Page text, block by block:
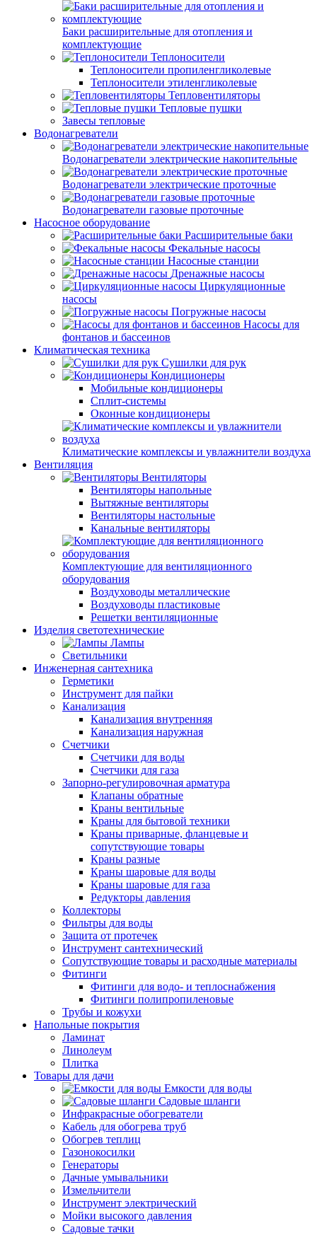
Баки расширительные для отопления и
комплектующие
Теплоносители
Теплоносители пропиленгликолевые
Теплоносители этиленгликолевые
Тепловентиляторы
Тепловые пушки
Завесы тепловые
Водонагреватели
Водонагреватели электрические накопительные
Водонагреватели электрические проточные
Водонагреватели газовые проточные
Насосное оборудование
Расширительные баки
Фекальные насосы
Насосные станции
Дренажные насосы
Циркуляционные
насосы
Погружные насосы
Насосы для
фонтанов и бассеинов
Климатическая техника
Сушилки для рук
Кондиционеры
Мобильные кондиционеры
Сплит-системы
Оконные кондиционеры
Климатические комплексы и увлажнители воздуха
Вентиляция
Вентиляторы
Вентиляторы напольные
Вытяжные вентиляторы
Вентиляторы настольные
Канальные вентиляторы
Комплектующие для вентиляционного
оборудования
Воздуховоды металлические
Воздуховоды пластиковые
Решетки вентиляционные
Изделия светотехнические
Лампы
Светильники
Инженерная сантехника
Герметики
Инструмент для пайки
Канализация
Канализация внутренняя
Канализация наружная
Счетчики
Счетчики для воды
Счетчики для газа
Запорно-регулировочная арматура
Клапаны обратные
Краны вентильные
Краны для бытовой техники
Краны приварные, фланцевые и
сопутствующие товары
Краны разные
Краны шаровые для воды
Краны шаровые для газа
Редукторы давления
Коллекторы
Фильтры для воды
Защита от протечек
Инструмент сантехнический
Сопутствующие товары и расходные материалы
Фитинги
Фитинги для водо- и теплоснабжения
Фитинги полипропиленовые
Трубы и кожухи
Напольные покрытия
Ламинат
Линолеум
Плитка
Товары для дачи
Емкости для воды
Садовые шланги
Инфракрасные обогреватели
Кабель для обогрева труб
Обогрев теплиц
Газонокосилки
Генераторы
Дачные умывальники
Измельчители
Инструмент электрический
Мойки высокого давления
Садовые тачки